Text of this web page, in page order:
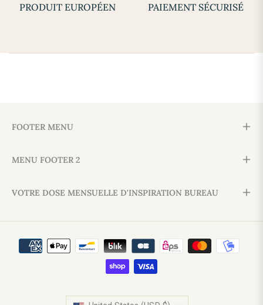
PRODUIT EUROPÉEN PAIEMENT SÉCURISÉ
FOOTER MENU
MENU FOOTER 2
VOTRE DOSE MENSUELLE D'INSPIRATION BUREAU